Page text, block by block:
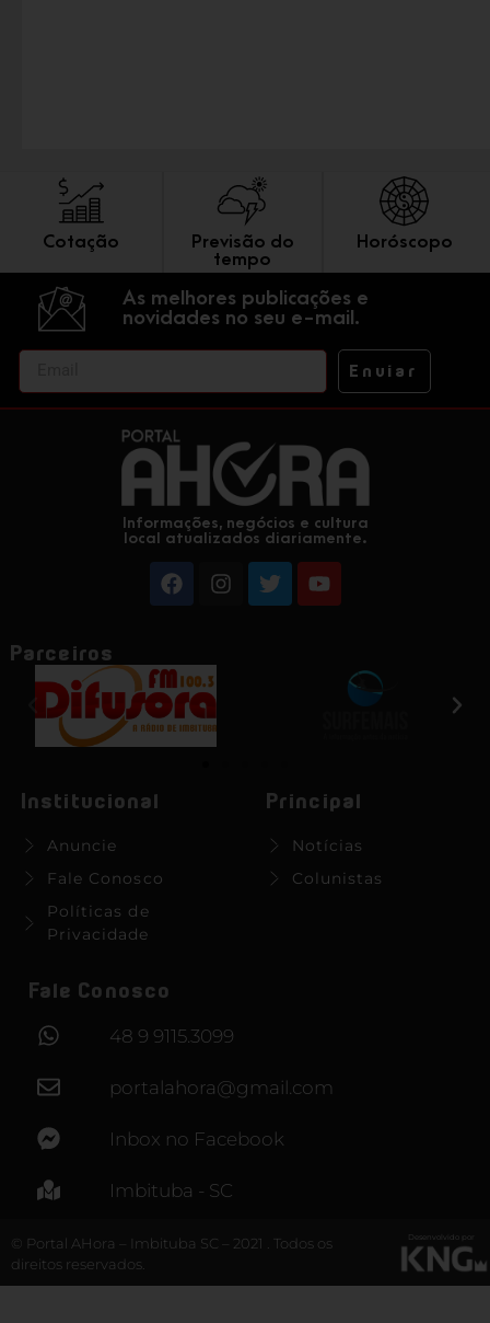
Cotação
Previsão do
tempo
Horóscopo
As melhores publicações e
novidades no seu e-mail.
Enviar
Informações, negócios e cultura
local atualizados diariamente.
Parceiros
Institucional
Anuncie
Fale Conosco
Políticas de
Privacidade
Principal
Notícias
Colunistas
Fale Conosco
48 9 9115.3099
portalahora@gmail.com
Inbox no Facebook
Imbituba - SC
© Portal AHora – Imbituba SC – 2021 . Todos os
direitos reservados.
Desenvolvido por